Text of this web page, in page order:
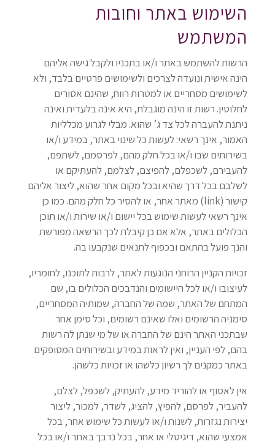
השימוש באתר וחובות
המשתמש
הרשות להשתמש באתר ו/או בתכניו ולקבל גישה אליהם
הינה אישית ונועדה לצרכים ולשימושים פרטיים בלבד, ולא
לשימושים מסחריים או למטרות רווח, שהינם אסורים
לחלוטין. רשות זו הינה מוגבלת, היא אינה בלעדית ואינה
ניתנת להעברה לכל צד ג’ שהוא. מבלי לגרוע מכלליות
האמור, אינך רשאי: לעשות כל שינוי באתר, במידע ו/או
בשירותים שבו ו/או בכל חלק מהם, לפרסמם, לשתפם,
להעבירם, לשכפלם, להפיצם, לצלמם, להעתיקם או
לשלבם בכל דרך שהיא ובכל מקום אחר שהוא, ליצור אליהם
קישור (link) מאתר אחר, או להסיר כל חלק מהם. כמו כן
אינך רשאי לעשות שימוש בכל יישום ו/או שירות ו/או תוכן
הכלולים באתר, אלא אם כן קיבלת לכך הרשאה מפורשת
והנך פועל בהתאם ובכפוף לתנאים שנקבעו בה.
זכויות הקניין הרוחני הנוגעות לאתר, לרבות לתוכנו, לחומריו,
לעיצובו ו/או לכל היישומים והנדבכים הכלולים בו, שם
המתחם של האתר, שמה של החברה, שמותיה המסחריים,
סימניה הרשומים ואלו שאינם רשומים, וכל סימן אחר
שבתכני האתר הינם של החברה או של מי שנתן לה רשות
בהם, לפי העניין, ואין לראות במידע ובשירותים המסופקים
באתר כמקנים לך רשיון כלשהו או זכויות כלשהן.
אין לאסוף או להוריד מידע, להעתיק, לשכפל, לצלם,
להעביר, לפרסם, להפיץ, להציג, לשדר, למכור, ליצור
יצירות נגזרות, לשנות ו/או לעשות כל שימוש אחר, בכל
אמצעי שהוא, דיגיטלי או אחר, בכל נדבך באתר ו/או בכל